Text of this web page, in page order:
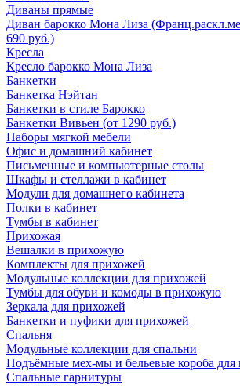
Диваны прямые
Диван барокко Мона Лиза
690 руб.)
Кресла
Кресло барокко Мона Лиза
Банкетки
Банкетка Нэйтан
Банкетки в стиле Барокко
Банкетки Вивьен (от 1290 руб.)
Наборы мягкой мебели
Офис и домашний кабинет
Письменные и компьютерные столы
Шкафы и стеллажи в кабинет
Модули для домашнего кабинета
Полки в кабинет
Тумбы в кабинет
Прихожая
Вешалки в прихожую
Комплекты для прихожей
Модульные коллекции для прихожей
Тумбы для обуви и комоды в прихожую
Зеркала для прихожей
Банкетки и пуфики для прихожей
Спальня
Модульные коллекции для спальни
Подъёмные мех-мы и бельевые короба для
Спальные гарнитуры